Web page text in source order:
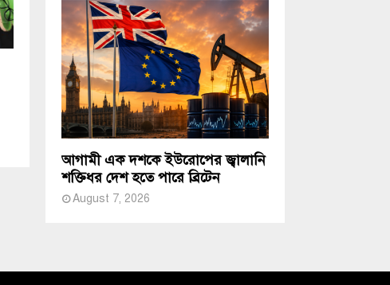
আগামী এক দশকে ইউরোপের জ্বালানি
শক্তিধর দেশ হতে পারে ব্রিটেন
August 7, 2026